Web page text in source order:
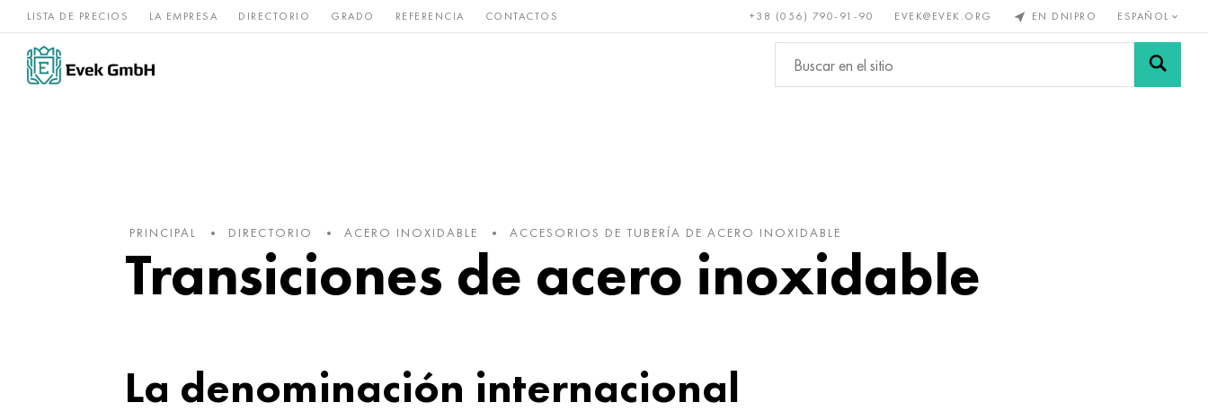
LISTA DE PRECIOS LA EMPRESA DIRECTORIO GRADO REFERENCIA CONTACTOS +38 (056) 790-91-90 EVEK@EVEK.ORG EN DNIPRO ESPAÑOL
Aleaciones de
níquel
acero Raro y Bronce, cobre, Metales no
ferrosos
Aleación de Mallas y
PRINCIPAL DIRECTORIO ACERO INOXIDABLE ACCESORIOS DE TUBERÍA DE ACERO INOXIDABLE
Transiciones de acero inoxidable
La denominación internacional